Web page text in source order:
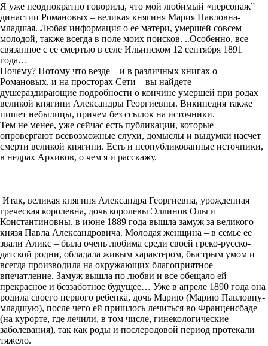
Я уже неоднократно говорила, что мой любимый «персонаж”
династии Романовых – великая княгиня Мария Павловна-
младшая. Любая информация о ее матери, умершей совсем
молодой, также всегда в поле моих поисков. ..Особенно, все
связанное с ее смертью в селе Ильинском 12 сентября 1891
года…
Почему? Потому что везде – и в различных книгах о
Романовых, и на просторах Сети – вы найдете
душераздирающие подробности о кончине умершей при родах
великой княгини Александры Георгиевны. Википедия также
пишет небылицы, причем без ссылок на источники.
Тем не менее, уже сейчас есть публикации, которые
опровергают всевозможные слухи, домыслы и выдумки насчет
смерти великой княгини. Есть и неопубликованные источники,
в недрах Архивов, о чем я и расскажу.
Итак, великая княгиня Александра Георгиевна, урожденная
греческая королевна, дочь королевы Эллинов Ольги
Константиновны, в июне 1889 года вышла замуж за великого
князя Павла Александровича. Молодая женщина – в семье ее
звали Аликс – была очень любима среди своей греко-русско-
датской родни, обладала живым характером, быстрым умом и
всегда производила на окружающих благоприятное
впечатление. Замуж вышла по любви и все обещало ей
прекрасное и беззаботное будущее… Уже в апреле 1890 года она
родила своего первого ребенка, дочь Марию (Марию Павловну-
младшую), после чего ей пришлось лечиться во Франценсбаде
(на курорте, где лечили, в том числе, гинекологические
заболевания), так как роды и послеродовой период протекали
тяжело.